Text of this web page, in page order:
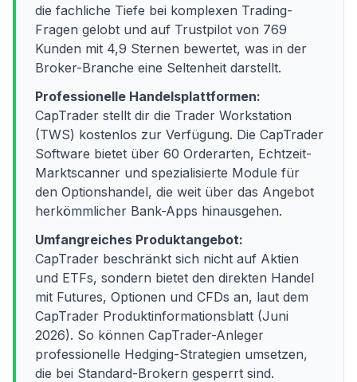
die fachliche Tiefe bei komplexen Trading-
Fragen gelobt und auf Trustpilot von 769
Kunden mit 4,9 Sternen bewertet, was in der
Broker-Branche eine Seltenheit darstellt.
Professionelle Handelsplattformen:
CapTrader stellt dir die Trader Workstation
(TWS) kostenlos zur Verfügung. Die CapTrader
Software bietet über 60 Orderarten, Echtzeit-
Marktscanner und spezialisierte Module für
den Optionshandel, die weit über das Angebot
herkömmlicher Bank-Apps hinausgehen.
Umfangreiches Produktangebot:
CapTrader beschränkt sich nicht auf Aktien
und ETFs, sondern bietet den direkten Handel
mit Futures, Optionen und CFDs an, laut dem
CapTrader Produktinformationsblatt (Juni
2026). So können CapTrader-Anleger
professionelle Hedging-Strategien umsetzen,
die bei Standard-Brokern gesperrt sind.